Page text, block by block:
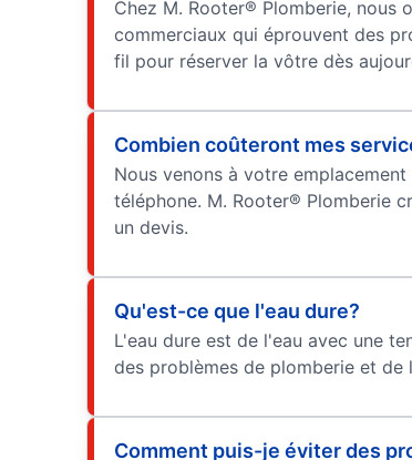
Chez M. Rooter® Plomberie, nous
commerciaux qui éprouvent des
fil pour réserver la vôtre dès
Combien coûteront mes
Nous venons à votre
téléphone. M. Rooter® Plomberie
un devis.
Qu'est-ce que l'eau dure?
L'eau dure est de l'eau avec une
des problèmes de plomberie et
Comment puis-je éviter des